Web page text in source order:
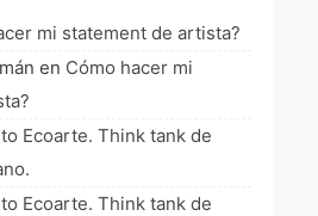
mi statement de artista?
en Cómo hacer mi
Ecoarte. Think tank de
Ecoarte. Think tank de